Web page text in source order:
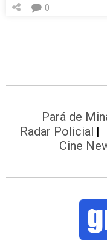
0
Pará de
Radar Policial
Cine